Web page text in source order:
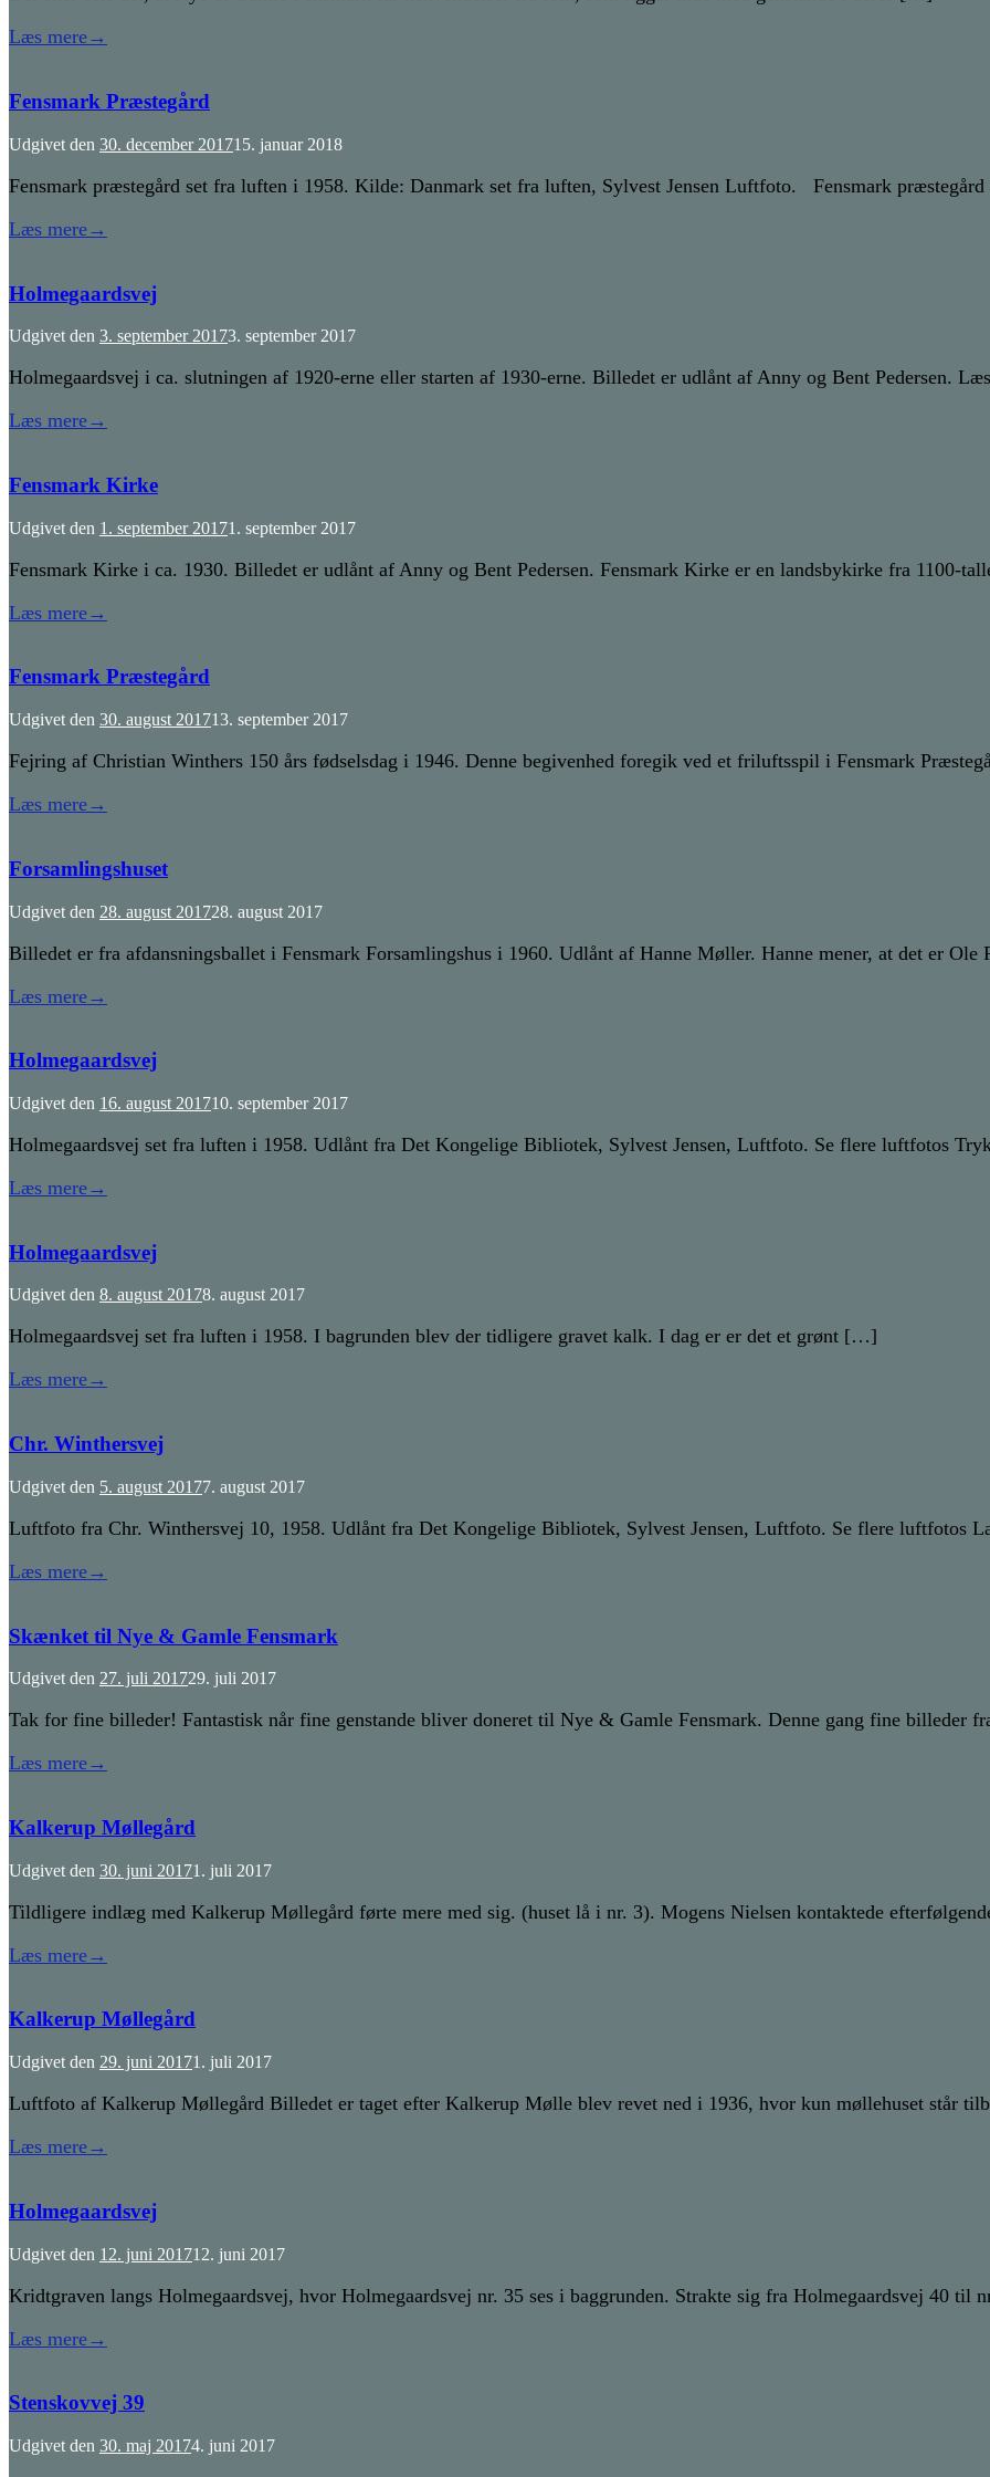
Læs mere→
Fensmark Præstegård
Udgivet den 30. december 201715. januar 2018
Fensmark præstegård set fra luften i 1958. Kilde: Danmark set fra luften, Sylvest Jensen Luftfoto. Fensmark
Læs mere→
Holmegaardsvej
Udgivet den 3. september 20173. september 2017
Holmegaardsvej i ca. slutningen af 1920-erne eller starten af 1930-erne. Billedet er udlånt af Anny og Bent Pedersen.
Læs mere→
Fensmark Kirke
Udgivet den 1. september 20171. september 2017
Fensmark Kirke i ca. 1930. Billedet er udlånt af Anny og Bent Pedersen. Fensmark Kirke er en landsbykirke fra 1100-
Læs mere→
Fensmark Præstegård
Udgivet den 30. august 201713. september 2017
Fejring af Christian Winthers 150 års fødselsdag i 1946. Denne begivenhed foregik ved et friluftsspil i Fensmark
Læs mere→
Forsamlingshuset
Udgivet den 28. august 201728. august 2017
Billedet er fra afdansningsballet i Fensmark Forsamlingshus i 1960. Udlånt af Hanne Møller. Hanne mener, at det er
Læs mere→
Holmegaardsvej
Udgivet den 16. august 201710. september 2017
Holmegaardsvej set fra luften i 1958. Udlånt fra Det Kongelige Bibliotek, Sylvest Jensen, Luftfoto. Se flere luftfotos
Læs mere→
Holmegaardsvej
Udgivet den 8. august 20178. august 2017
Holmegaardsvej set fra luften i 1958. I bagrunden blev der tidligere gravet kalk. I dag er er det et grønt […]
Læs mere→
Chr. Winthersvej
Udgivet den 5. august 20177. august 2017
Luftfoto fra Chr. Winthersvej 10, 1958. Udlånt fra Det Kongelige Bibliotek, Sylvest Jensen, Luftfoto. Se flere luftfotos
Læs mere→
Skænket til Nye & Gamle Fensmark
Udgivet den 27. juli 201729. juli 2017
Tak for fine billeder! Fantastisk når fine genstande bliver doneret til Nye & Gamle Fensmark. Denne gang fine billeder
Læs mere→
Kalkerup Møllegård
Udgivet den 30. juni 20171. juli 2017
Tildligere indlæg med Kalkerup Møllegård førte mere med sig. (huset lå i nr. 3). Mogens Nielsen kontaktede
Læs mere→
Kalkerup Møllegård
Udgivet den 29. juni 20171. juli 2017
Luftfoto af Kalkerup Møllegård Billedet er taget efter Kalkerup Mølle blev revet ned i 1936, hvor kun møllehuset står
Læs mere→
Holmegaardsvej
Udgivet den 12. juni 201712. juni 2017
Kridtgraven langs Holmegaardsvej, hvor Holmegaardsvej nr. 35 ses i baggrunden. Strakte sig fra Holmegaardsvej 40
Læs mere→
Stenskovvej 39
Udgivet den 30. maj 20174. juni 2017